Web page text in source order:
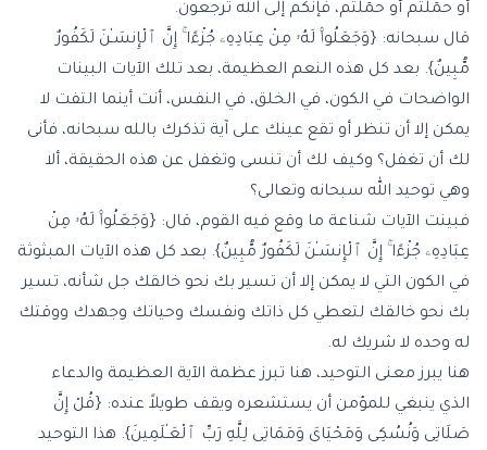
أو حمٓلتم أو حمٓلتم، فإنكم إلى الله ترجعون.
قال سبحانه: {وَجَعَلُوا۟ لَهُۥ مِنْ عِبَادِهِۦ جُزْءًا ۚ إِنَّ ٱلْإِنسَـٰنَ لَكَفُورٌ
مُّبِينٌ}. بعد كل هذه النعم العظيمة، بعد تلك الآيات البينات
الواضحات في الكون، في الخلق، في النفس، أنت أينما التفت لا
يمكن إلا أن تنظر أو تقع عينك على آية تذكرك بالله سبحانه، فأنى
لك أن تغفل؟ وكيف لك أن تنسى وتغفل عن هذه الحقيقة، ألا
وهي توحيد الله سبحانه وتعالى؟
فبينت الآيات شناعة ما وقع فيه القوم، قال: {وَجَعَلُوا۟ لَهُۥ مِنْ
عِبَادِهِۦ جُزْءًا ۚ إِنَّ ٱلْإِنسَـٰنَ لَكَفُورٌ مُّبِينٌ}. بعد كل هذه الآيات المبثوثة
في الكون التي لا يمكن إلا أن تسير بك نحو خالقك جل شأنه، تسير
بك نحو خالقك لتعطي كل ذاتك ونفسك وحياتك وجهدك ووقتك
له وحده لا شريك له.
هنا يبرز معنى التوحيد، هنا تبرز عظمة الآية العظيمة والدعاء
الذي ينبغي للمؤمن أن يستشعره ويقف طويلاً عنده: {قُلْ إِنَّ
صَلَاتِى وَنُسُكِى وَمَحْيَاىَ وَمَمَاتِى لِلَّهِ رَبِّ ٱلْعَـٰلَمِينَ}. هذا التوحيد